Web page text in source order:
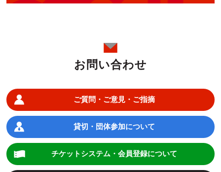
お問い合わせ
ご質問・ご意見・ご指摘
貸切・団体参加について
チケットシステム・会員登録について